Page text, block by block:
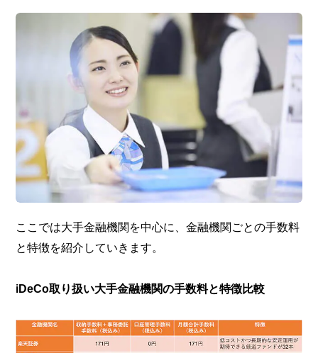
ここでは大手金融機関を中心に、金融機関ごとの手数料
と特徴を紹介していきます。
iDeCo取り扱い大手金融機関の手数料と特徴比較